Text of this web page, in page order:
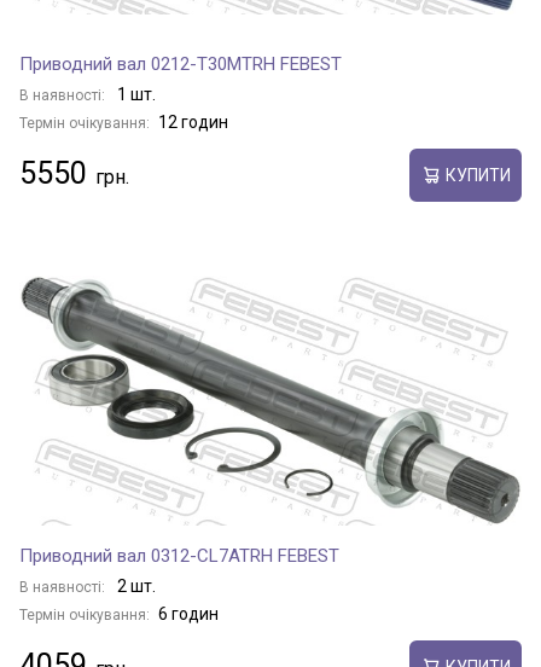
Приводний вал 0212-T30MTRH FEBEST
В наявності: 1 шт.
Термін очікування: 12 годин
5550 КУПИТИ
Приводний вал 0312-CL7ATRH FEBEST
В наявності: 2 шт.
Термін очікування: 6 годин